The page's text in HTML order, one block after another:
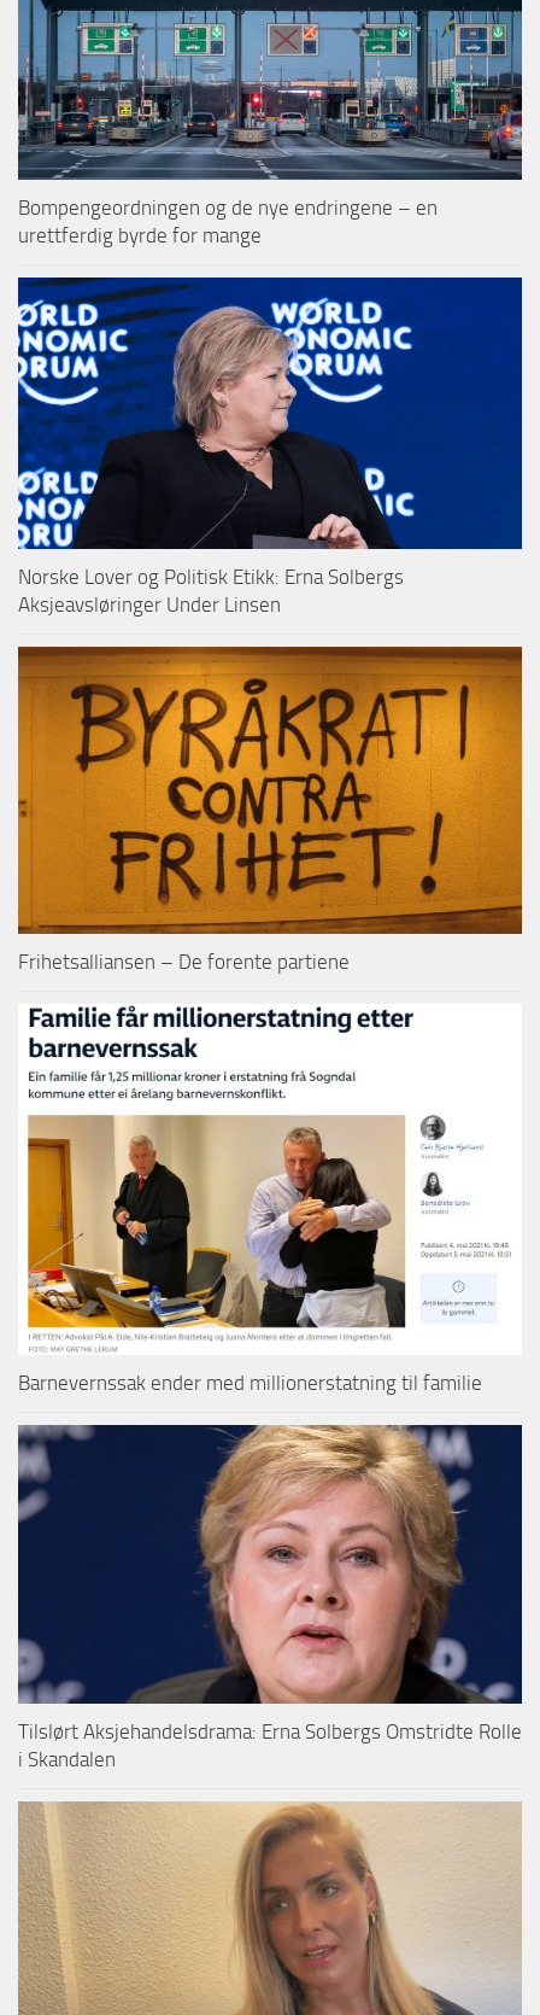
Bompengeordningen og de nye endringene – en
urettferdig byrde for mange
Norske Lover og Politisk Etikk: Erna Solbergs
Aksjeavsløringer Under Linsen
Frihetsalliansen – De forente partiene
Barnevernssak ender med millionerstatning til familie
Tilslørt Aksjehandelsdrama: Erna Solbergs Omstridte Rolle
i Skandalen